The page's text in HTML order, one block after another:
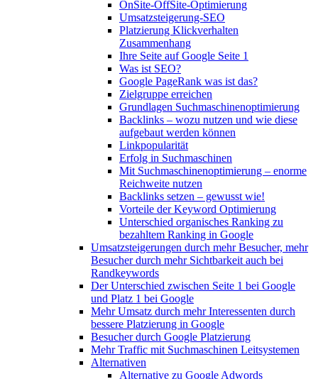
OnSite-OffSite-Optimierung
Umsatzsteigerung-SEO
Platzierung Klickverhalten
Zusammenhang
Ihre Seite auf Google Seite 1
Was ist SEO?
Google PageRank was ist das?
Zielgruppe erreichen
Grundlagen Suchmaschinenoptimierung
Backlinks – wozu nutzen und wie diese
aufgebaut werden können
Linkpopularität
Erfolg in Suchmaschinen
Mit Suchmaschinenoptimierung – enorme
Reichweite nutzen
Backlinks setzen – gewusst wie!
Vorteile der Keyword Optimierung
Unterschied organisches Ranking zu
bezahltem Ranking in Google
Umsatzsteigerungen durch mehr Besucher, mehr
Besucher durch mehr Sichtbarkeit auch bei
Randkeywords
Der Unterschied zwischen Seite 1 bei Google
und Platz 1 bei Google
Mehr Umsatz durch mehr Interessenten durch
bessere Platzierung in Google
Besucher durch Google Platzierung
Mehr Traffic mit Suchmaschinen Leitsystemen
Alternativen
Alternative zu Google Adwords